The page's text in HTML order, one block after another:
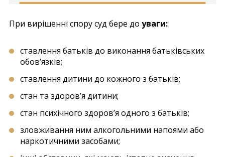
При вирішенні спору суд бере до уваги:
ставлення батьків до виконання батьківських
обов’язків;
ставлення дитини до кожного з батьків;
стан та здоров’я дитини;
стан психічного здоров’я одного з батьків;
зловживання ним алкогольними напоями або
наркотичними засобами;